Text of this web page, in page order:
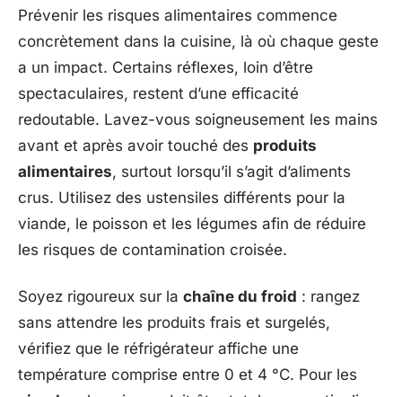
Prévenir les risques alimentaires commence
concrètement dans la cuisine, là où chaque geste
a un impact. Certains réflexes, loin d’être
spectaculaires, restent d’une efficacité
redoutable. Lavez-vous soigneusement les mains
avant et après avoir touché des produits
alimentaires, surtout lorsqu’il s’agit d’aliments
crus. Utilisez des ustensiles différents pour la
viande, le poisson et les légumes afin de réduire
les risques de contamination croisée.
Soyez rigoureux sur la chaîne du froid : rangez
sans attendre les produits frais et surgelés,
vérifiez que le réfrigérateur affiche une
température comprise entre 0 et 4 °C. Pour les